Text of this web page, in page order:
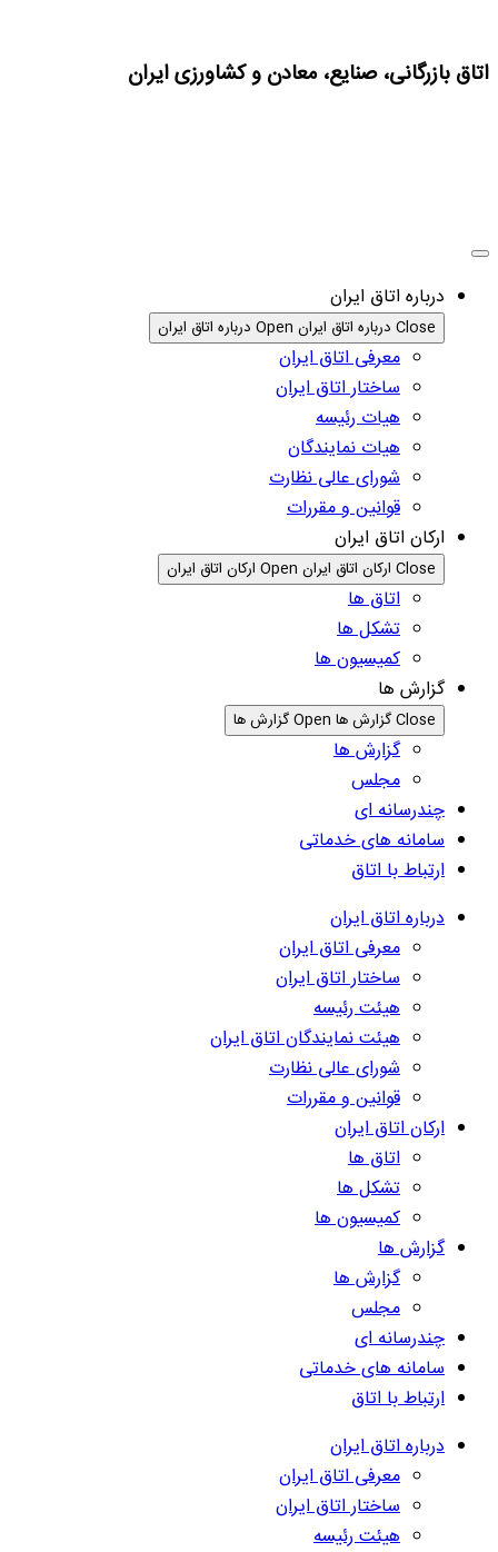
اتاق بازرگانی، صنایع، معادن و کشاورزی ایران
درباره اتاق ایران
Close درباره اتاق ایران Open درباره اتاق ایران
معرفی اتاق ایران
ساختار اتاق ایران
هیات رئیسه
هیات نمایندگان
شورای عالی نظارت
قوانین و مقررات
ارکان اتاق ایران
Close ارکان اتاق ایران Open ارکان اتاق ایران
اتاق ها
تشکل ها
کمیسیون ها
گزارش ها
Close گزارش ها Open گزارش ها
گزارش ها
مجلس
چندرسانه ای
سامانه های خدماتی
ارتباط با اتاق
درباره اتاق ایران
معرفی اتاق ایران
ساختار اتاق ایران
هیئت رئیسه
هیئت نمایندگان اتاق ایران
شورای عالی نظارت
قوانین و مقررات
ارکان اتاق ایران
اتاق ها
تشکل ها
کمیسیون ها
گزارش ها
گزارش ها
مجلس
چندرسانه ای
سامانه های خدماتی
ارتباط با اتاق
درباره اتاق ایران
معرفی اتاق ایران
ساختار اتاق ایران
هیئت رئیسه